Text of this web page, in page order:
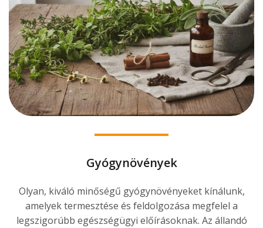
Gyógynövények
Olyan, kiváló minőségű gyógynövényeket kínálunk,
amelyek termesztése és feldolgozása megfelel a
legszigorúbb egészségügyi előírásoknak. Az állandó